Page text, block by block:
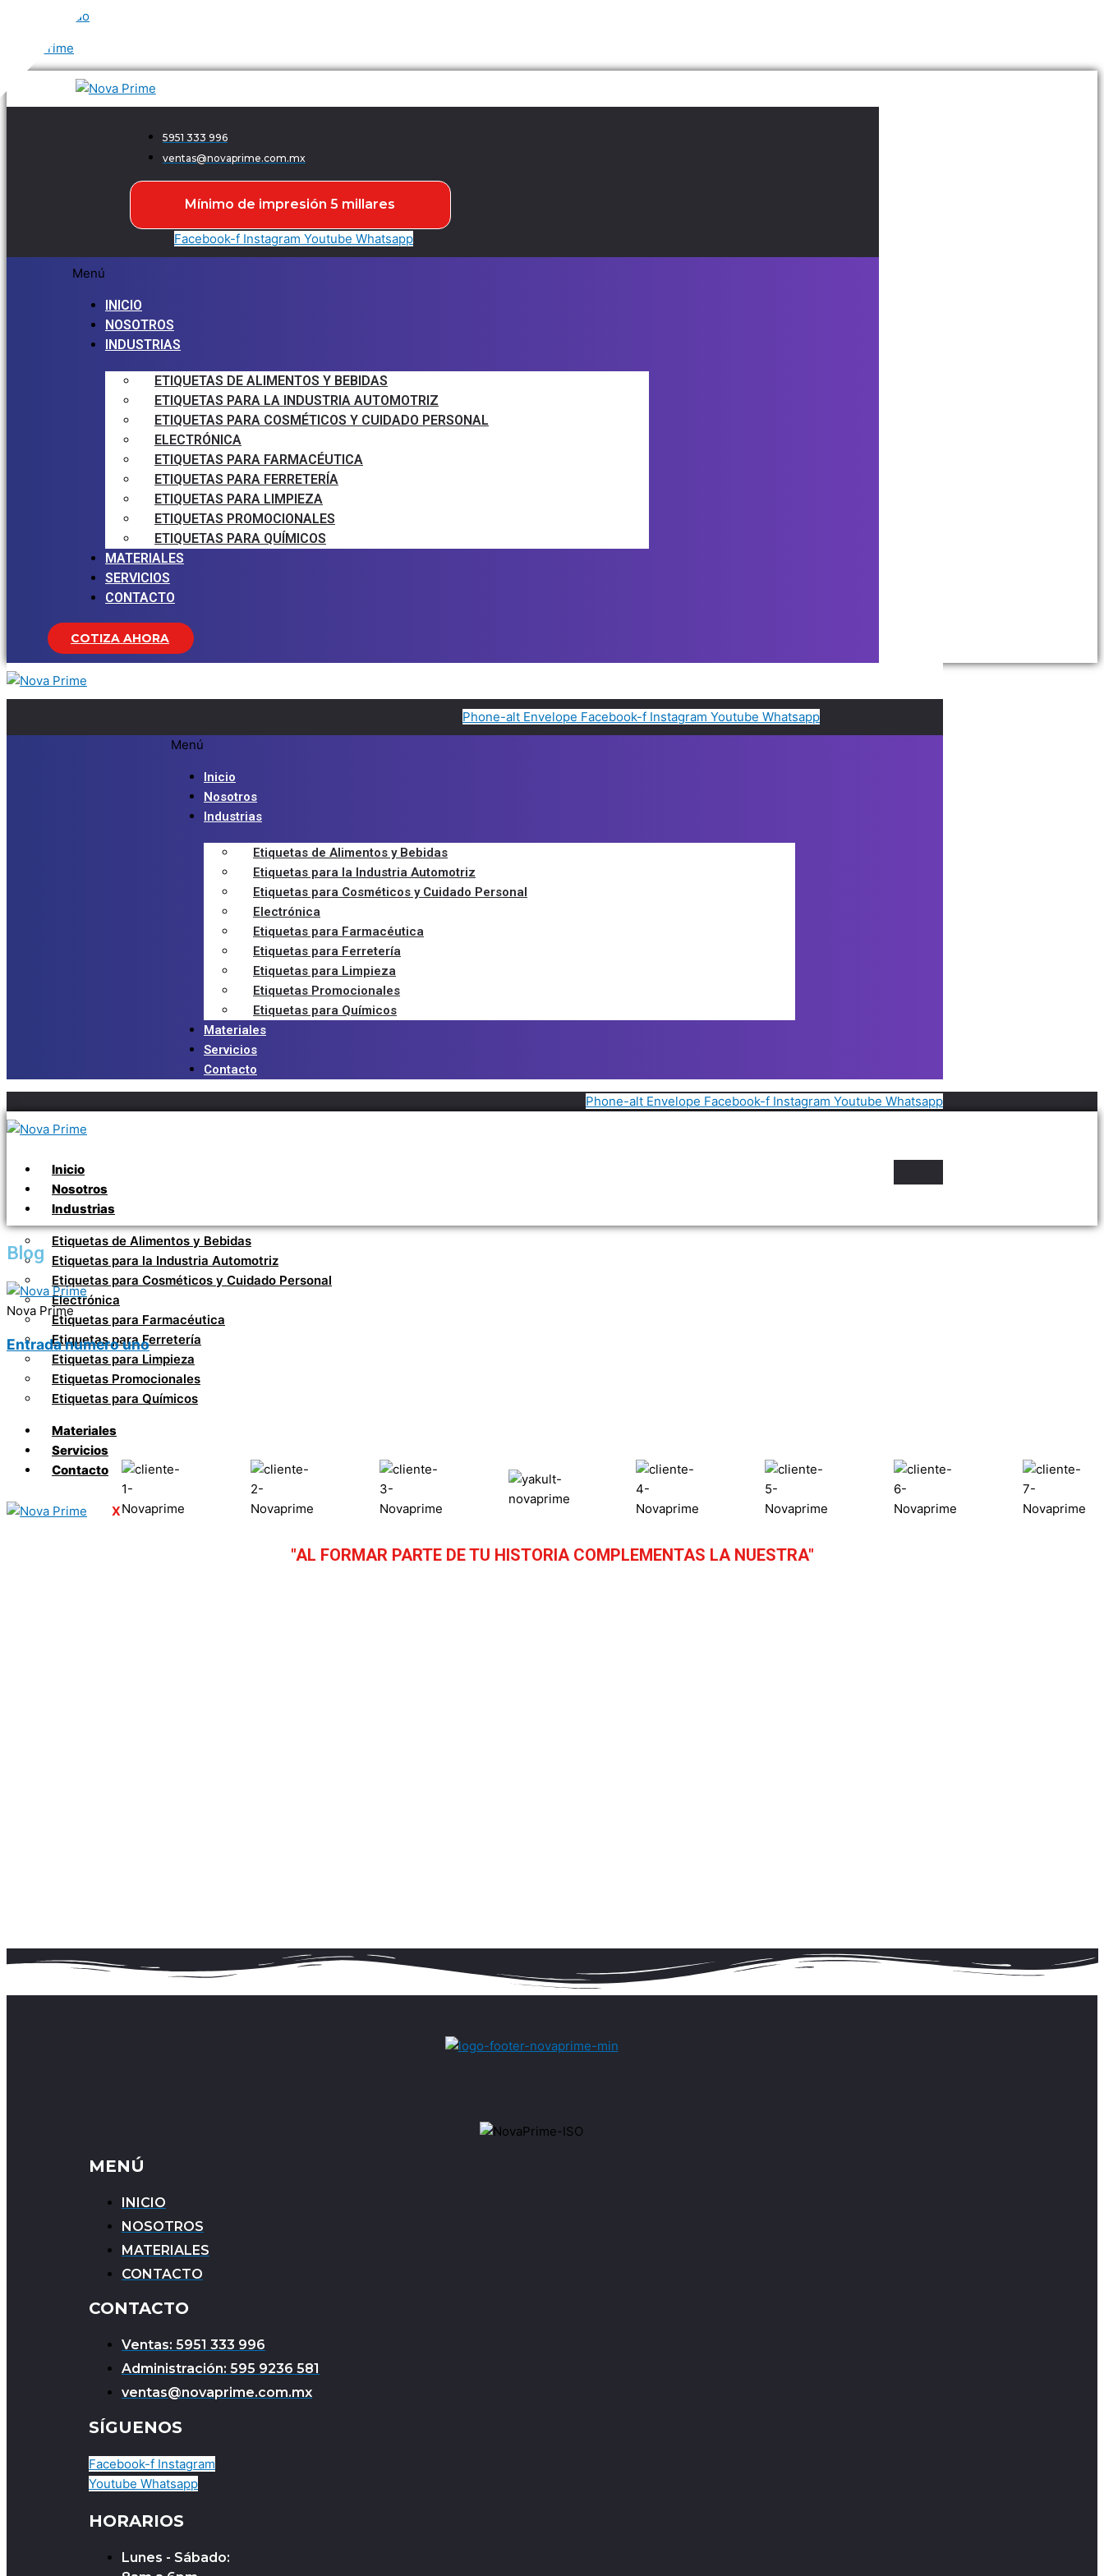
Ir al contenido
Nova Prime
5951 333 996
ventas@novaprime.com.mx
Mínimo de impresión 5 millares
Facebook-f Instagram Youtube Whatsapp
Menú
INICIO
NOSOTROS
INDUSTRIAS
ETIQUETAS DE ALIMENTOS Y BEBIDAS
ETIQUETAS PARA LA INDUSTRIA AUTOMOTRIZ
ETIQUETAS PARA COSMÉTICOS Y CUIDADO PERSONAL
ELECTRÓNICA
ETIQUETAS PARA FARMACÉUTICA
ETIQUETAS PARA FERRETERÍA
ETIQUETAS PARA LIMPIEZA
ETIQUETAS PROMOCIONALES
ETIQUETAS PARA QUÍMICOS
MATERIALES
SERVICIOS
CONTACTO
COTIZA AHORA
Phone-alt Envelope Facebook-f Instagram Youtube Whatsapp
Menú
Inicio
Nosotros
Industrias
Etiquetas de Alimentos y Bebidas
Etiquetas para la Industria Automotriz
Etiquetas para Cosméticos y Cuidado Personal
Electrónica
Etiquetas para Farmacéutica
Etiquetas para Ferretería
Etiquetas para Limpieza
Etiquetas Promocionales
Etiquetas para Químicos
Materiales
Servicios
Contacto
Phone-alt Envelope Facebook-f Instagram Youtube Whatsapp
Inicio
Nosotros
Industrias
Etiquetas de Alimentos y Bebidas
Etiquetas para la Industria Automotriz
Etiquetas para Cosméticos y Cuidado Personal
Electrónica
Etiquetas para Farmacéutica
Etiquetas para Ferretería
Etiquetas para Limpieza
Etiquetas Promocionales
Etiquetas para Químicos
Materiales
Servicios
Contacto
X
Blog
Nova Prime
Entrada numero uno
"AL FORMAR PARTE DE TU HISTORIA COMPLEMENTAS LA NUESTRA"
MENÚ
INICIO
NOSOTROS
MATERIALES
CONTACTO
CONTACTO
Ventas: 5951 333 996
Administración: 595 9236 581
ventas@novaprime.com.mx
SÍGUENOS
Facebook-f Instagram
Youtube Whatsapp
HORARIOS
Lunes - Sábado: